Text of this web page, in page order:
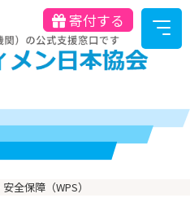
寄付する
全保障（WPS）